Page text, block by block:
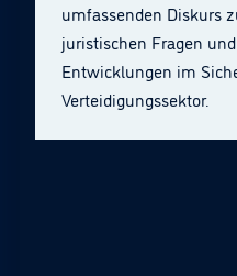
umfassenden Diskurs
juristischen Fragen
Entwicklungen im
Verteidigungssektor.